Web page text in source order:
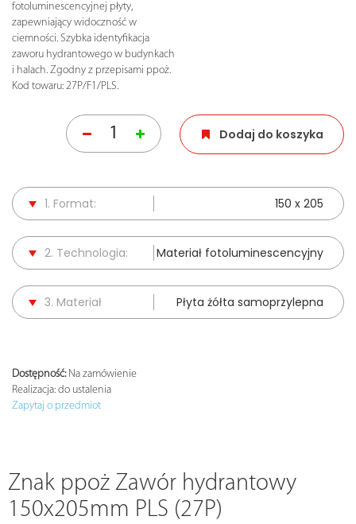
fotoluminescencyjnej płyty,
zapewniający widoczność w
ciemności. Szybka identyfikacja
zaworu hydrantowego w budynkach
i halach. Zgodny z przepisami ppoż.
Kod towaru: 27P/F1/PLS.
Dodaj do koszyka
1. Format: 150 x 205
2. Technologia: Materiał fotoluminescencyjny
3. Materiał Płyta żółta samoprzylepna
Dostępność:Na zamówienie
Realizacja: do ustalenia
Zapytaj o przedmiot
Znak ppoż Zawór hydrantowy
150x205mm PLS (27P)